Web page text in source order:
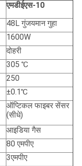
एमडीईएस-10
48L गुंजयमान गुहा
1600W
दोहरी
305 ℃
250
±0.1℃
ऑप्टिकल फाइबर सेंसर
(सीधे)
आइडिया गैस
80 एमपीए
3एमपीए